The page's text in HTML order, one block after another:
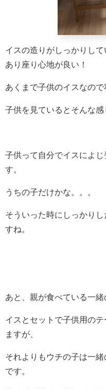
イスの造りがしっかりし
あり座り心地が良い！
あくまで子供のイスなので
子供を見ているとそんな感
子供って自分でイスによ
す。
うちの子だけかな。。。
そういった時にしっかり
すね。
あと、親が食べている一緒
イスとセットで子供用の
ますが、
それよりもウチの子は一
です。